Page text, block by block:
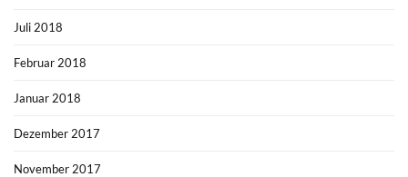
Juli 2018
Februar 2018
Januar 2018
Dezember 2017
November 2017